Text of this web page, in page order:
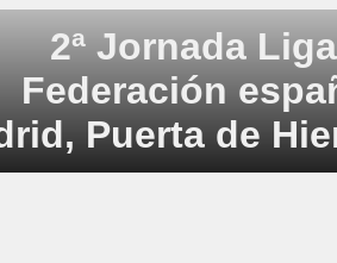
2ª Jornada
Federación
Puerta de